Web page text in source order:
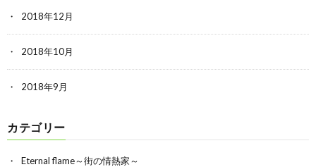
2018年12月
2018年10月
2018年9月
カテゴリー
Eternal flame～街の情熱家～